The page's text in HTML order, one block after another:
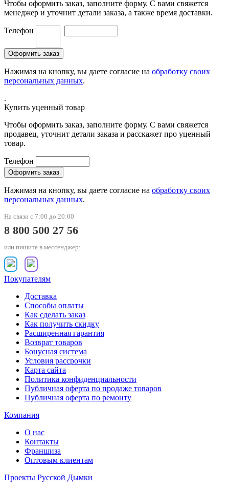
Чтобы оформить заказ, заполните форму. С вами свяжется
менеджер и уточнит детали заказа, а также время доставки.
Телефон
Нажимая на кнопку, вы даете согласие на обработку своих
персональных данных.
.
Купить уценный товар
Чтобы оформить заказ, заполните форму. С вами свяжется
продавец, уточнит детали заказа и расскажет про уценный
товар.
Телефон
Нажимая на кнопку, вы даете согласие на обработку своих
персональных данных.
На связи с 7:00 до 20:00
8 800 500 27 56
или пишите в мессенджер:
Покупателям
Доставка
Способы оплаты
Как сделать заказ
Как получить скидку
Расширенная гарантия
Возврат товаров
Бонусная система
Условия рассрочки
Карта сайта
Политика конфиденциальности
Публичная оферта по продаже товаров
Публичная оферта по ремонту
Компания
О нас
Контакты
Франшиза
Оптовым клиентам
Проекты Русской Дымки